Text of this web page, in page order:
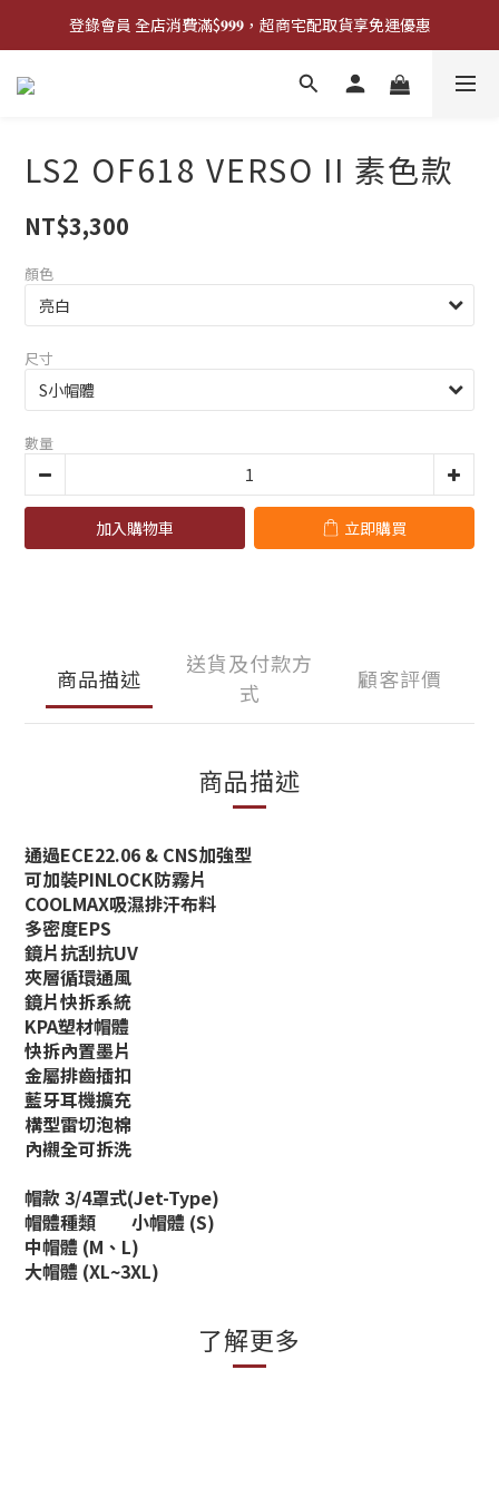
登錄會員 全店消費滿$𝟗𝟗𝟗，超商宅配取貨享免運優惠
登錄會員 全店消費滿$𝟗𝟗𝟗，超商宅配取貨享免運優惠
歡迎來門市試戴尺寸
登錄會員 全店消費滿$𝟗𝟗𝟗，超商宅配取貨享免運優惠
LS2 OF618 VERSO II 素色款
NT$3,300
顏色
尺寸
數量
加入購物車 立即購買
商品描述
送貨及付款方
式
顧客評價
商品描述
通過ECE22.06 & CNS加強型
可加裝PINLOCK防霧片
COOLMAX吸濕排汗布料
多密度EPS
鏡片抗刮抗UV
夾層循環通風
鏡片快拆系統
KPA塑材帽體
快拆內置墨片
金屬排齒插扣
藍牙耳機擴充
構型雷切泡棉
內襯全可拆洗
帽款 3/4罩式(Jet-Type)
帽體種類
小帽體 (S)
中帽體 (M、L)
大帽體 (XL~3XL)
了解更多